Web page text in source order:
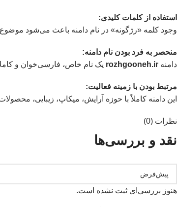
استفاده از کلمات کلیدی:
وجود کلمه «رژگونه» در نام دامنه باعث می‌شود
منحصر به فرد بودن نام دامنه:
دامنه rozhgooneh.ir یک نام خاص، فارسی‌خوان و
مرتبط بودن با زمینه فعالیت:
این دامنه کاملاً با حوزه آرایش، میکاپ، زیبایی،
نظرات (0)
نقد و بررسی‌ها
هنوز بررسی‌ای ثبت نشده است.